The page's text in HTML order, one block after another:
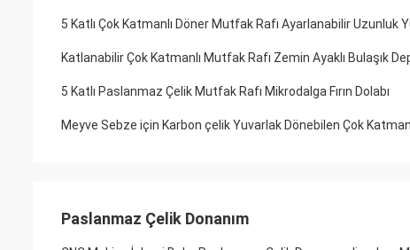
5 Katlı Çok Katmanlı Döner Mutfak Rafı Ayarlanabilir Uzunluk
Katlanabilir Çok Katmanlı Mutfak Rafı Zemin Ayaklı Bulaşık
5 Katlı Paslanmaz Çelik Mutfak Rafı Mikrodalga Fırın Dolabı
Meyve Sebze için Karbon çelik Yuvarlak Dönebilen Çok
Paslanmaz Çelik Donanım